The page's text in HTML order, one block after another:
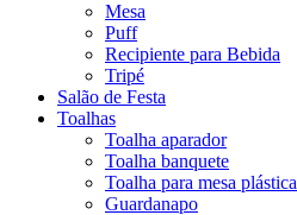
Mesa
Puff
Recipiente para Bebida
Tripé
Salão de Festa
Toalhas
Toalha aparador
Toalha banquete
Toalha para mesa plástica
Guardanapo